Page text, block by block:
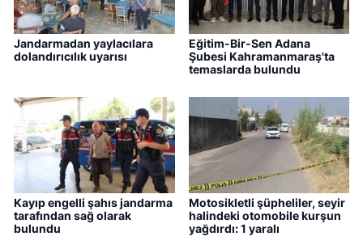
Jandarmadan yaylacılara
dolandırıcılık uyarısı
Eğitim-Bir-Sen Adana
Şubesi Kahramanmaraş'ta
temaslarda bulundu
Kayıp engelli şahıs jandarma
tarafından sağ olarak
bulundu
Motosikletli şüpheliler, seyir
halindeki otomobile kurşun
yağdırdı: 1 yaralı